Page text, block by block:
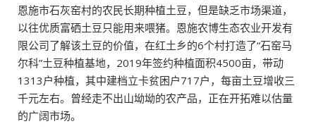
恩施市石灰窑村的农民长期种植土豆，但是缺乏市场渠道，
以往优质富硒土豆只能用来喂猪。恩施农博生态农业开发有
限公司了解该土豆的价值，在红土乡的6个村打造了“石窑马
尔科”土豆种植基地，2019年签约种植面积4500亩，带动
1313户种植，其中建档立卡贫困户717户，每亩土豆增收三
千元左右。曾经走不出山坳坳的农产品，正在开拓难以估量
的广阔市场。